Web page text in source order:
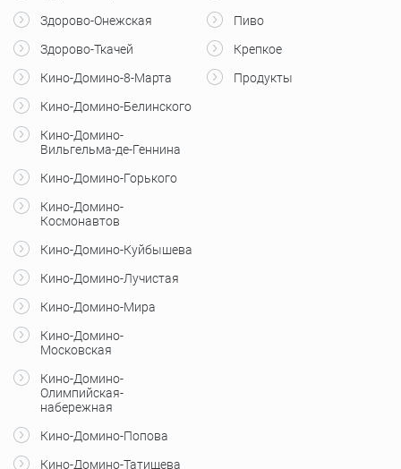
Здорово-Онежская
Здорово-Ткачей
Кино-Домино-8-Марта
Кино-Домино-Белинского
Кино-Домино-
Вильгельма-де-Геннина
Кино-Домино-Горького
Кино-Домино-
Космонавтов
Кино-Домино-Куйбышева
Кино-Домино-Лучистая
Кино-Домино-Мира
Кино-Домино-
Московская
Кино-Домино-
Олимпийская-
набережная
Кино-Домино-Попова
Кино-Домино-Татищева
Пиво
Крепкое
Продукты